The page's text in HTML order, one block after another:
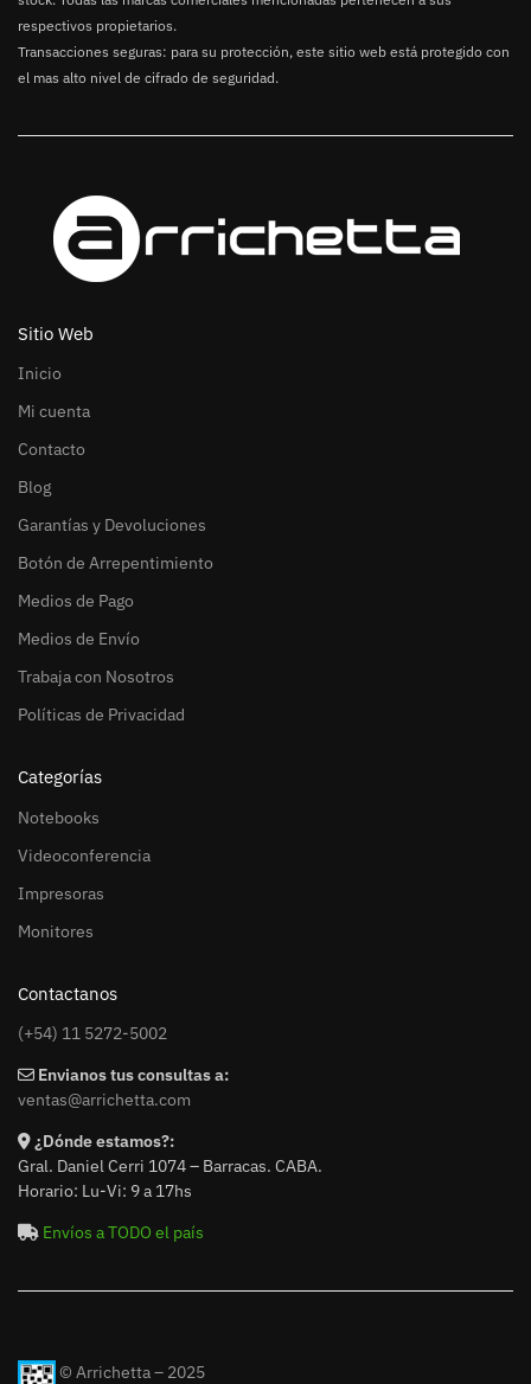
respectivos propietarios.
Transacciones seguras: para su protección, este sitio web está protegido con
el mas alto nivel de cifrado de seguridad.
Sitio Web
Inicio
Mi cuenta
Contacto
Blog
Garantías y Devoluciones
Botón de Arrepentimiento
Medios de Pago
Medios de Envío
Trabaja con Nosotros
Políticas de Privacidad
Categorías
Notebooks
Videoconferencia
Impresoras
Monitores
Contactanos
(+54) 11 5272-5002
Envianos tus consultas a:
ventas@arrichetta.com
¿Dónde estamos?:
Gral. Daniel Cerri 1074 – Barracas. CABA.
Horario: Lu-Vi: 9 a 17hs
Envíos a TODO el país
© Arrichetta – 2025